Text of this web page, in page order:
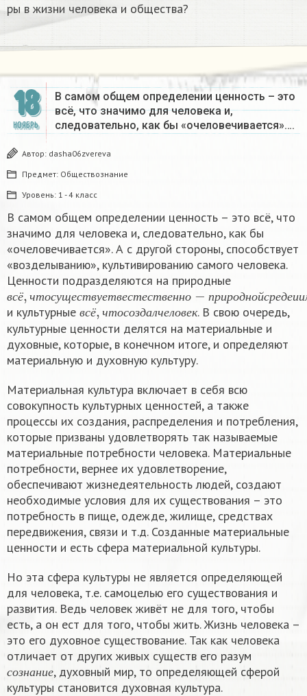
ры в жизни человека и общества?
18
НОЯБРЬ
В самом общем определении ценность – это
всё, что значимо для человека и,
следовательно, как бы «очеловечивается»….
Автор: dasha06zvereva
Предмет: Обществознание
Уровень: 1 - 4 класс
В самом общем определении ценность – это всё, что
значимо для человека и, следовательно, как бы
«очеловечивается». А с другой стороны, способствует
«возделыванию», культивированию самого человека.
Ценности подразделяются на природные
в с ё чт ос у ществ уетвестественн о п р и р о д н о й с р е д е и и
всё,чтос уществуетвест ественно−пр
этоимин еральноесырь ё,и драгоцен
и культурные в с ё чт о с оз д ал ч ел о в ек
всё,чтосоздалчелов ек
. В свою очередь,
культурные ценности делятся на материальные и
духовные, которые, в конечном итоге, и определяют
материальную и духовную культуру.
Материальная культура включает в себя всю
совокупность культурных ценностей, а также
процессы их создания, распределения и потребления,
которые призваны удовлетворять так называемые
материальные потребности человека. Материальные
потребности, вернее их удовлетворение,
обеспечивают жизнедеятельность людей, создают
необходимые условия для их существования – это
потребность в пище, одежде, жилище, средствах
передвижения, связи и т.д. Созданные материальные
ценности и есть сфера материальной культуры.
Но эта сфера культуры не является определяющей
для человека, т.е. самоцелью его существования и
развития. Ведь человек живёт не для того, чтобы
есть, а он ест для того, чтобы жить. Жизнь человека –
это его духовное существование. Так как человека
отличает от других живых существ его разум
с о з н а н и е
сознани е
, духовный мир, то определяющей сферой
культуры становится духовная культура.